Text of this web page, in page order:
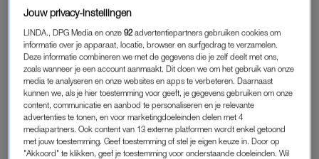
MOET JE EVEN ZIEN
ZO ZIET DE CAST VAN 'ZOOP' ER NU UIT (EN
DIT DOEN ZE NU)
DE STAD VAN
Van sneakerparadijs tot
slapen in een kerk: dít zijn de
favoriete plekken van Patrick
Martens in Breda
LEKKER LOEREN
Leuk om te zien: Patrick
Martens deelt foto van
'Zoop'-reünie
Jouw privacy-instellingen
LINDA., DPG Media en onze92 advertentiepartners gebruiken cookies om
informatie over je apparaat, locatie, browser en surfgedrag te verzamelen.
Deze informatie combineren we met de gegevens die je zelf deelt met ons,
zoals wanneer je een account aanmaakt. Dit doen we om het gebruik van onze
media te analyseren en onze websites en apps te verbeteren. Daarnaast
kunnen we, als je hier toestemming voor geeft, je gegevens gebruiken om onze
content, communicatie en aanbod te personaliseren en je relevante
advertenties te tonen, en voor marketingdoeleinden delen met 4
mediapartners. Ook content van 13 externe platformen wordt enkel getoond
met jouw toestemming. Geef toestemming of stel je eigen keuze in. Door op
"Akkoord" te klikken, geef je toestemming voor onderstaande doeleinden. Wil